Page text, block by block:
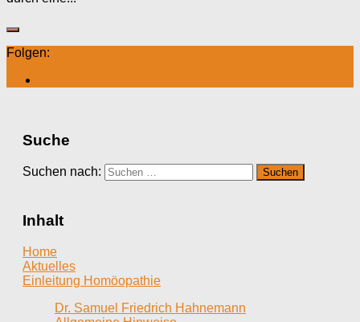
Folgen:
Suche
Suchen nach:
Inhalt
Home
Aktuelles
Einleitung Homöopathie
Dr. Samuel Friedrich Hahnemann